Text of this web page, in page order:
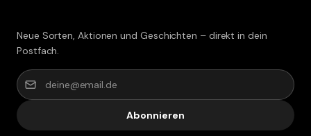
Neue Sorten, Aktionen und Geschichten – direkt in dein
Postfach.
Abonnieren